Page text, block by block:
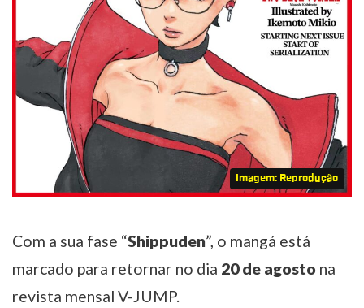
Imagem: Reprodução
Com a sua fase “Shippuden”, o mangá está
marcado para retornar no dia 20 de agosto na
revista mensal V-JUMP.